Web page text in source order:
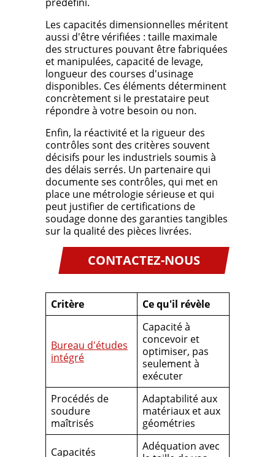
prédéfini.
Les capacités dimensionnelles méritent
aussi d'être vérifiées : taille maximale
des structures pouvant être fabriquées
et manipulées, capacité de levage,
longueur des courses d'usinage
disponibles. Ces éléments déterminent
concrètement si le prestataire peut
répondre à votre besoin ou non.
Enfin, la réactivité et la rigueur des
contrôles sont des critères souvent
décisifs pour les industriels soumis à
des délais serrés. Un partenaire qui
documente ses contrôles, qui met en
place une métrologie sérieuse et qui
peut justifier de certifications de
soudage donne des garanties tangibles
sur la qualité des pièces livrées.
CONTACTEZ-NOUS
Critère Ce qu'il révèle
Bureau d'études
intégré
Capacité à
concevoir et
optimiser, pas
seulement à
exécuter
Procédés de
soudure
maîtrisés
Adaptabilité aux
matériaux et aux
géométries
Capacités
Adéquation avec